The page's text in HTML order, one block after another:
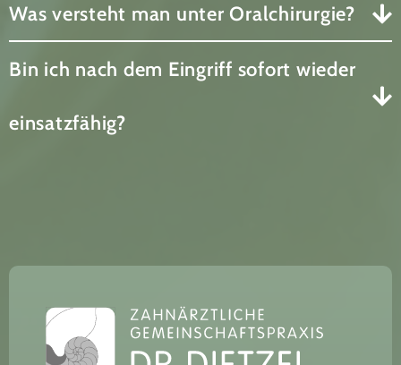
Was versteht man unter Oralchirurgie?
Bin ich nach dem Eingriff sofort wieder
einsatzfähig?